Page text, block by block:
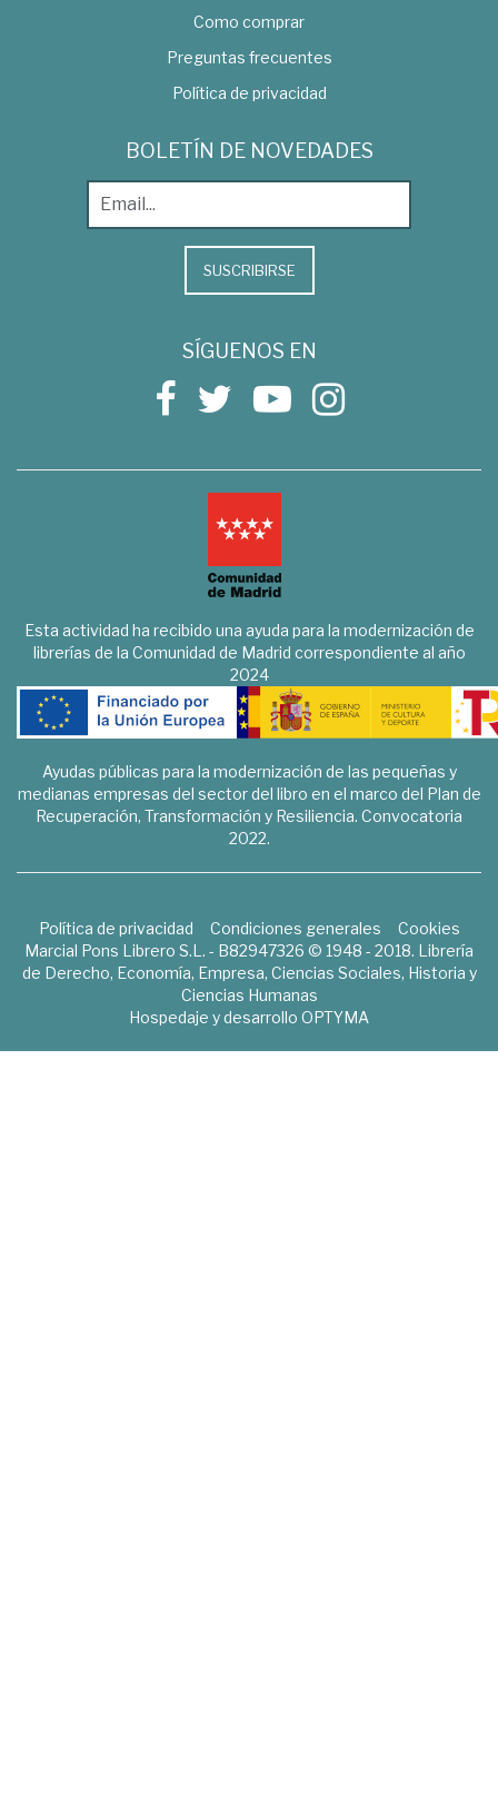
Como comprar
Preguntas frecuentes
Política de privacidad
BOLETÍN DE NOVEDADES
SUSCRIBIRSE
SÍGUENOS EN
Esta actividad ha recibido una ayuda para la modernización de
librerías de la Comunidad de Madrid correspondiente al año
2024
Ayudas públicas para la modernización de las pequeñas y
medianas empresas del sector del libro en el marco del Plan de
Recuperación, Transformación y Resiliencia. Convocatoria
2022.
Política de privacidad Condiciones generales
Cookies
Marcial Pons Librero S.L. - B82947326 © 1948 - 2018. Librería
de Derecho, Economía, Empresa, Ciencias Sociales, Historia y
Ciencias Humanas
Hospedaje y desarrollo OPTYMA